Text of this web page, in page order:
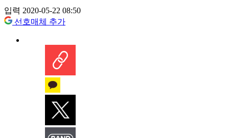
입력 2020-05-22 08:50
선호매체 추가